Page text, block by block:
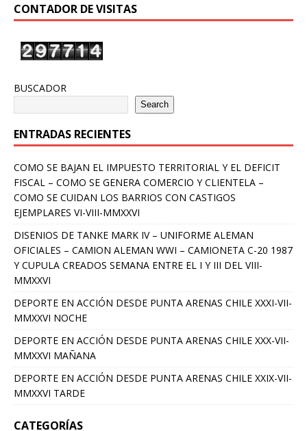
CONTADOR DE VISITAS
BUSCADOR
Search
ENTRADAS RECIENTES
COMO SE BAJAN EL IMPUESTO TERRITORIAL Y EL DEFICIT
FISCAL – COMO SE GENERA COMERCIO Y CLIENTELA –
COMO SE CUIDAN LOS BARRIOS CON CASTIGOS
EJEMPLARES VI-VIII-MMXXVI
DISENIOS DE TANKE MARK IV – UNIFORME ALEMAN
OFICIALES – CAMION ALEMAN WWI – CAMIONETA C-20 1987
Y CUPULA CREADOS SEMANA ENTRE EL I Y III DEL VIII-
MMXXVI
DEPORTE EN ACCIÓN DESDE PUNTA ARENAS CHILE XXXI-VII-
MMXXVI NOCHE
DEPORTE EN ACCIÓN DESDE PUNTA ARENAS CHILE XXX-VII-
MMXXVI MAÑANA
DEPORTE EN ACCIÓN DESDE PUNTA ARENAS CHILE XXIX-VII-
MMXXVI TARDE
CATEGORÍAS